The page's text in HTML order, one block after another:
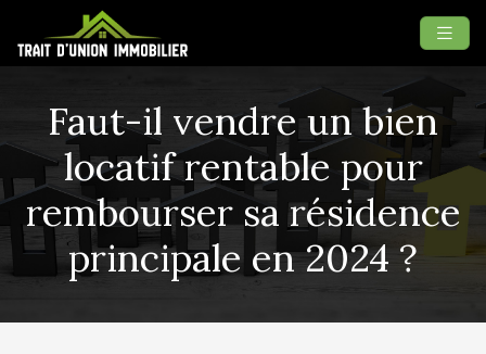
Faut-il vendre un bien
locatif rentable pour
rembourser sa résidence
principale en 2024 ?